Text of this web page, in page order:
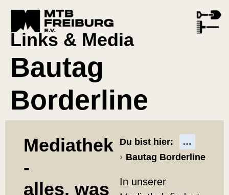
Links & Media
Bautag
Borderline
Alben
Mediathek
-
alles, was
Du bist hier:
Bautag Borderline
In unserer